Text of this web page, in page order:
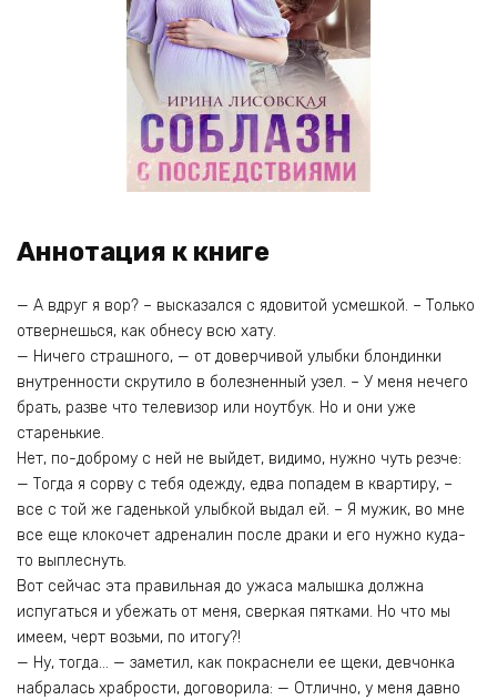
Аннотация к книге
— А вдруг я вор? – высказался с ядовитой усмешкой. – Только
отвернешься, как обнесу всю хату.
— Ничего страшного, — от доверчивой улыбки блондинки
внутренности скрутило в болезненный узел. – У меня нечего
брать, разве что телевизор или ноутбук. Но и они уже
старенькие.
Нет, по-доброму с ней не выйдет, видимо, нужно чуть резче:
— Тогда я сорву с тебя одежду, едва попадем в квартиру, –
все с той же гаденькой улыбкой выдал ей. – Я мужик, во мне
все еще клокочет адреналин после драки и его нужно куда-
то выплеснуть.
Вот сейчас эта правильная до ужаса малышка должна
испугаться и убежать от меня, сверкая пятками. Но что мы
имеем, черт возьми, по итогу?!
— Ну, тогда… — заметил, как покраснели ее щеки, девчонка
набралась храбрости, договорила: — Отлично, у меня давно